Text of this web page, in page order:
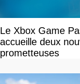
Le Xbox Game
accueille deux
prometteuses